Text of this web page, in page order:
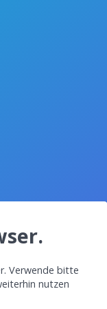
Verwende bitte
nutzen